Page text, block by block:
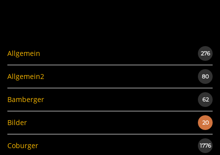
Allgemein 276
Allgemein2 80
Bamberger 62
Bilder 20
Coburger 1776